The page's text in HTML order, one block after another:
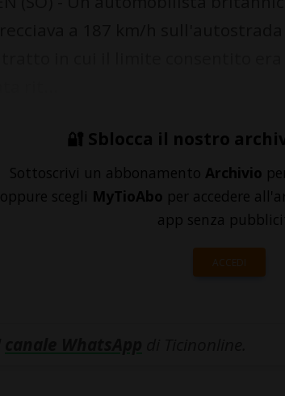
🔐 Sblocca il nostro
Sottoscrivi un abbonamento Archivio
oppure scegli MyTioAbo per accedere
app senza
ACCEDI